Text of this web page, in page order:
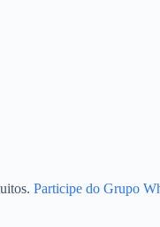
Participe do Grupo